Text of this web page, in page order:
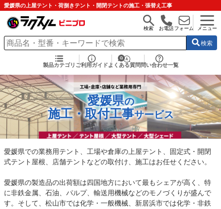
愛媛県の上屋テント・荷捌きテント・開閉テントの施工・張替え工事
検索 お電話フォーム メニュー
検索
製品カテゴリ ご利用ガイド よくある質問 問い合わせ一覧
愛媛県の
施工・取付工事サービス
愛媛県での業務用テント、工場や倉庫の上屋テント、固定式・開閉
式テント屋根、店舗テントなどの取付け、施工はお任せください。
愛媛県の製造品の出荷額は四国地方において最もシェアが高く、特
に非鉄金属、石油、パルプ、輸送用機械などのモノづくりが盛んで
す。そして、松山市では化学・一般機械、新居浜市では化学・非鉄